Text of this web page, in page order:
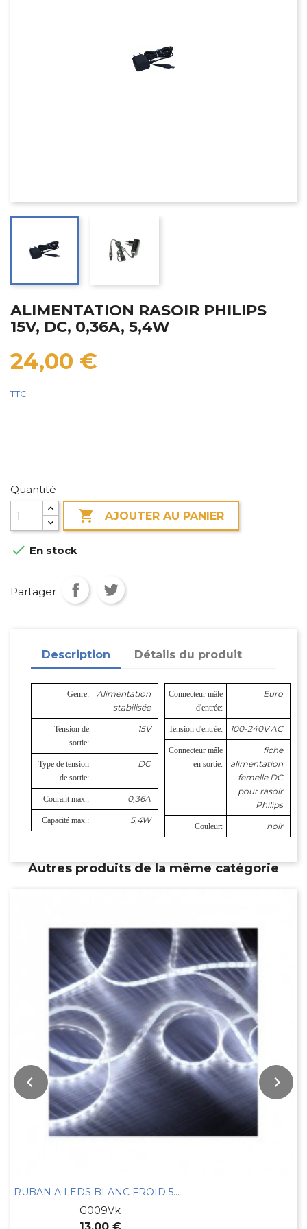
ALIMENTATION RASOIR PHILIPS
15V, DC, 0,36A, 5,4W
24,00 €
TTC
Quantité
 AJOUTER AU PANIER
 En stock
Partager
Description Détails du produit
Genre:
Alimentation
stabilisée
Tension de
sortie:
15V
Type de tension
de sortie:
DC
Courant max.: 0,36A
Capacité max.: 5,4W
Connecteur mâle
d'entrée:
Euro
Tension d'entrée: 100-240V AC
Connecteur mâle
en sortie:
fiche
alimentation
femelle DC
pour rasoir
Philips
Couleur: noir
Autres produits de la même catégorie
RUBAN A LEDS BLANC FROID 5MTS IP
G009Vk